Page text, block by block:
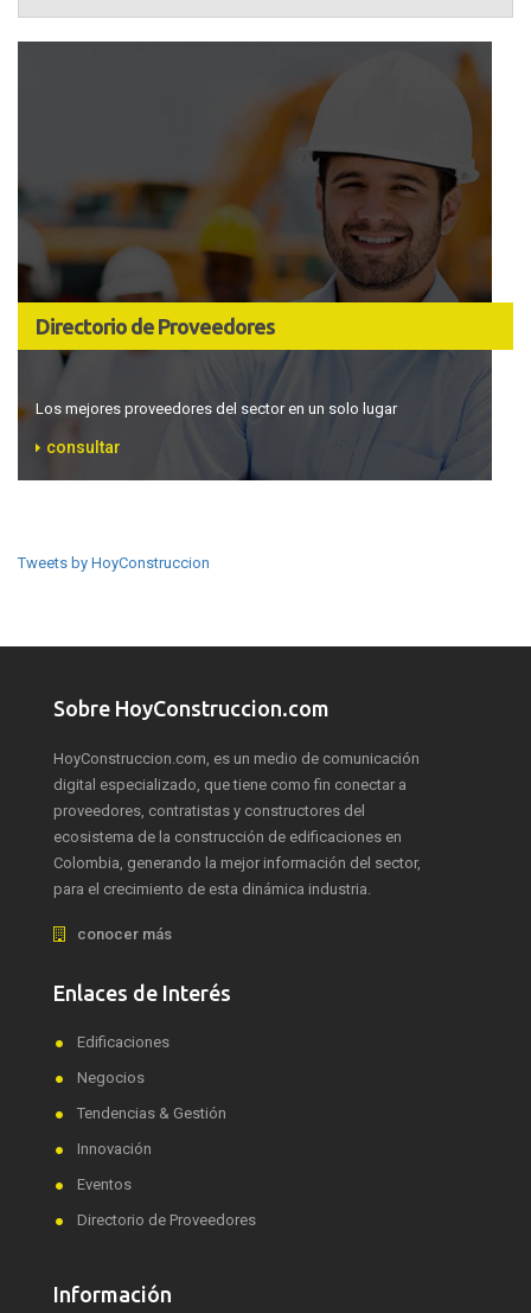
Directorio de Proveedores
Los mejores proveedores del sector en un solo lugar
consultar
Tweets by HoyConstruccion
Sobre HoyConstruccion.com
HoyConstruccion.com, es un medio de comunicación
digital especializado, que tiene como fin conectar a
proveedores, contratistas y constructores del
ecosistema de la construcción de edificaciones en
Colombia, generando la mejor información del sector,
para el crecimiento de esta dinámica industria.
conocer más
Enlaces de Interés
Edificaciones
Negocios
Tendencias & Gestión
Innovación
Eventos
Directorio de Proveedores
Información